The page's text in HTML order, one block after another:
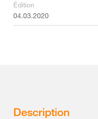
Édition
04.03.2020
Description